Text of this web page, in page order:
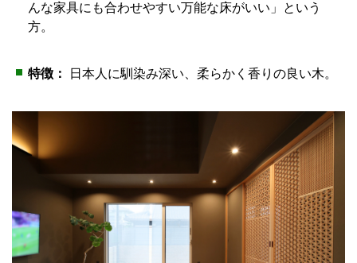
んな家具にも合わせやすい万能な床がいい」という
方。
特徴： 日本人に馴染み深い、柔らかく香りの良い木。